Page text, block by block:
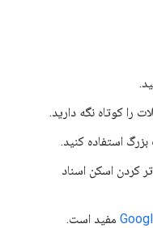
را کوتاه نگه دارید.
استفاده کنید.
کردن اسکن اسناد
مفید است.